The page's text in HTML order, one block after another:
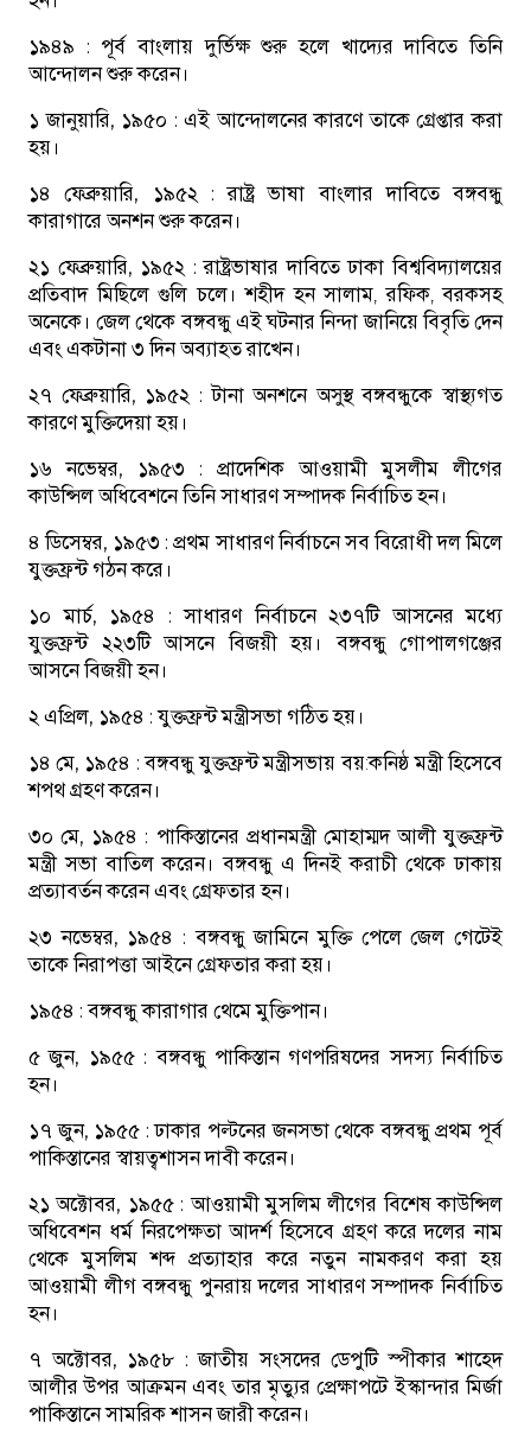
১৯৪৯ : পূর্ব বাংলায় দুর্ভিক্ষ শুরু হলে খাদ্যের দাবিতে তিনি
আন্দোলন শুরু করেন।
১ জানুয়ারি, ১৯৫০ : এই আন্দোলনের কারণে তাকে গ্রেপ্তার করা
হয়।
১৪ ফেব্রুয়ারি, ১৯৫২ : রাষ্ট্র ভাষা বাংলার দাবিতে বঙ্গবন্ধু
কারাগারে অনশন শুরু করেন।
২১ ফেব্রুয়ারি, ১৯৫২ : রাষ্ট্রভাষার দাবিতে ঢাকা বিশ্ববিদ্যালয়ের
প্রতিবাদ মিছিলে গুলি চলে। শহীদ হন সালাম, রফিক, বরকসহ
অনেকে। জেল থেকে বঙ্গবন্ধু এই ঘটনার নিন্দা জানিয়ে বিবৃতি দেন
এবং একটানা ৩ দিন অব্যাহত রাখেন।
২৭ ফেব্রুয়ারি, ১৯৫২ : টানা অনশনে অসুস্থ বঙ্গবন্ধুকে স্বাস্থ্যগত
কারণে মুক্তিদেয়া হয়।
১৬ নভেম্বর, ১৯৫৩ : প্রাদেশিক আওয়ামী মুসলীম লীগের
কাউন্সিল অধিবেশনে তিনি সাধারণ সম্পাদক নির্বাচিত হন।
৪ ডিসেম্বর, ১৯৫৩ : প্রথম সাধারণ নির্বাচনে সব বিরোধী দল মিলে
যুক্তফ্রন্ট গঠন করে।
১০ মার্চ, ১৯৫৪ : সাধারণ নির্বাচনে ২৩৭টি আসনের মধ্যে
যুক্তফ্রন্ট ২২৩টি আসনে বিজয়ী হয়। বঙ্গবন্ধু গোপালগঞ্জের
আসনে বিজয়ী হন।
২ এপ্রিল, ১৯৫৪ : যুক্তফ্রন্ট মন্ত্রীসভা গঠিত হয়।
১৪ মে, ১৯৫৪ : বঙ্গবন্ধু যুক্তফ্রন্ট মন্ত্রীসভায় বয়:কনিষ্ঠ মন্ত্রী হিসেবে
শপথ গ্রহণ করেন।
৩০ মে, ১৯৫৪ : পাকিস্তানের প্রধানমন্ত্রী মোহাম্মদ আলী যুক্তফ্রন্ট
মন্ত্রী সভা বাতিল করেন। বঙ্গবন্ধু এ দিনই করাচী থেকে ঢাকায়
প্রত্যাবর্তন করেন এবং গ্রেফতার হন।
২৩ নভেম্বর, ১৯৫৪ : বঙ্গবন্ধু জামিনে মুক্তি পেলে জেল গেটেই
তাকে নিরাপত্তা আইনে গ্রেফতার করা হয়।
১৯৫৪ : বঙ্গবন্ধু কারাগার থেমে মুক্তিপান।
৫ জুন, ১৯৫৫ : বঙ্গবন্ধু পাকিস্তান গণপরিষদের সদস্য নির্বাচিত
হন।
১৭ জুন, ১৯৫৫ : ঢাকার পল্টনের জনসভা থেকে বঙ্গবন্ধু প্রথম পূর্ব
পাকিস্তানের স্বায়ত্বশাসন দাবী করেন।
২১ অক্টোবর, ১৯৫৫ : আওয়ামী মুসলিম লীগের বিশেষ কাউন্সিল
অধিবেশন ধর্ম নিরপেক্ষতা আদর্শ হিসেবে গ্রহণ করে দলের নাম
থেকে মুসলিম শব্দ প্রত্যাহার করে নতুন নামকরণ করা হয়
আওয়ামী লীগ বঙ্গবন্ধু পুনরায় দলের সাধারণ সম্পাদক নির্বাচিত
হন।
৭ অক্টোবর, ১৯৫৮ : জাতীয় সংসদের ডেপুটি স্পীকার শাহেদ
আলীর উপর আক্রমন এবং তার মৃত্যুর প্রেক্ষাপটে ইস্কান্দার মির্জা
পাকিস্তানে সামরিক শাসন জারী করেন।